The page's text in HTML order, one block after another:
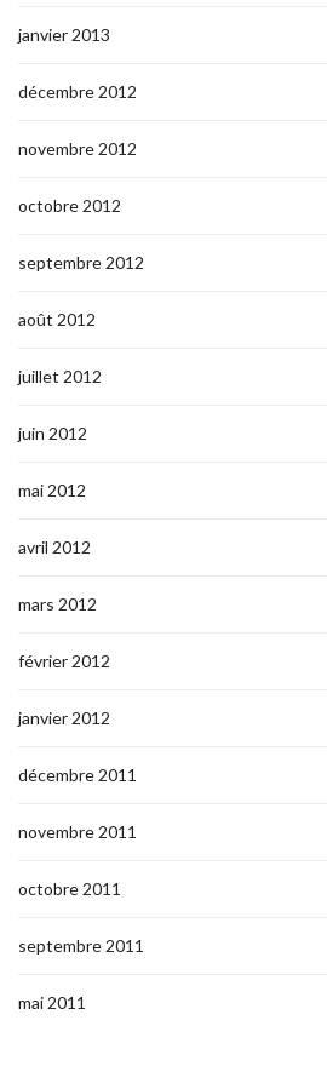
janvier 2013
décembre 2012
novembre 2012
octobre 2012
septembre 2012
août 2012
juillet 2012
juin 2012
mai 2012
avril 2012
mars 2012
février 2012
janvier 2012
décembre 2011
novembre 2011
octobre 2011
septembre 2011
mai 2011